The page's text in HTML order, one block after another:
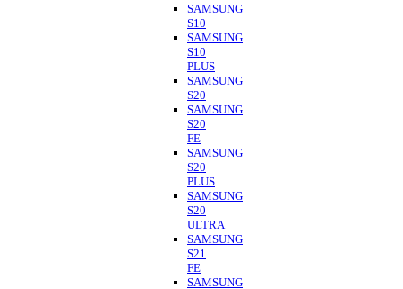
SAMSUNG
S10
SAMSUNG
S10
PLUS
SAMSUNG
S20
SAMSUNG
S20
FE
SAMSUNG
S20
PLUS
SAMSUNG
S20
ULTRA
SAMSUNG
S21
FE
SAMSUNG